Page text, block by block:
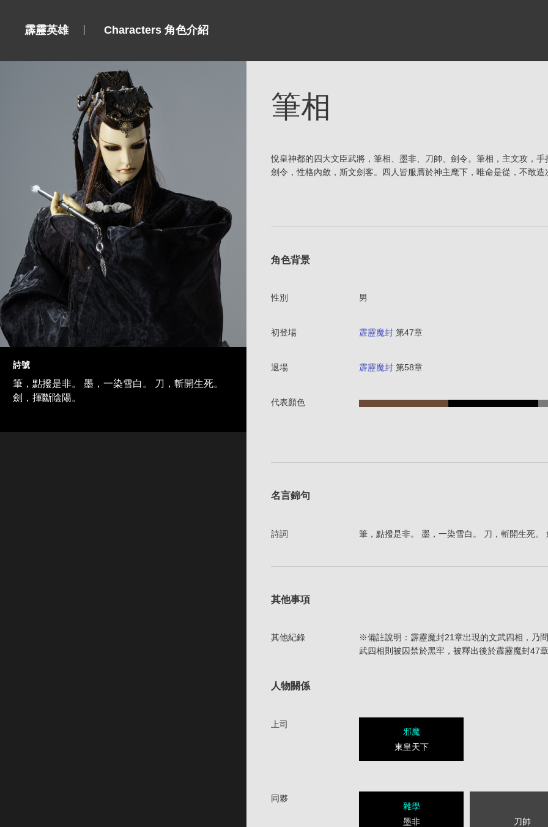
霹靂英雄 Characters 角色介紹
詩號
筆，點撥是非。 墨，一染雪白。 刀，斬開生死。
劍，揮斷陰陽。
筆相
悅皇神都的四大文臣武將，筆相、墨非、刀帥、劍令。筆相，主文攻，
劍令，性格內斂，斯文劍客。四人皆服膺於神主麾下，唯命是從，不敢造
角色背景
性別 男
初登場 霹靂魔封第47章
退場 霹靂魔封第58章
代表顏色
名言錦句
詩詞 筆，點撥是非。 墨，一染雪白。 刀，斬開生死。
其他事項
其他紀錄
※備註說明：霹靂魔封21章出現的文武四相，乃
武四相則被囚禁於黑牢，被釋出後於霹靂魔封47章
人物關係
上司
邪魔
東皇天下
同夥
雜學
墨非
刀帥